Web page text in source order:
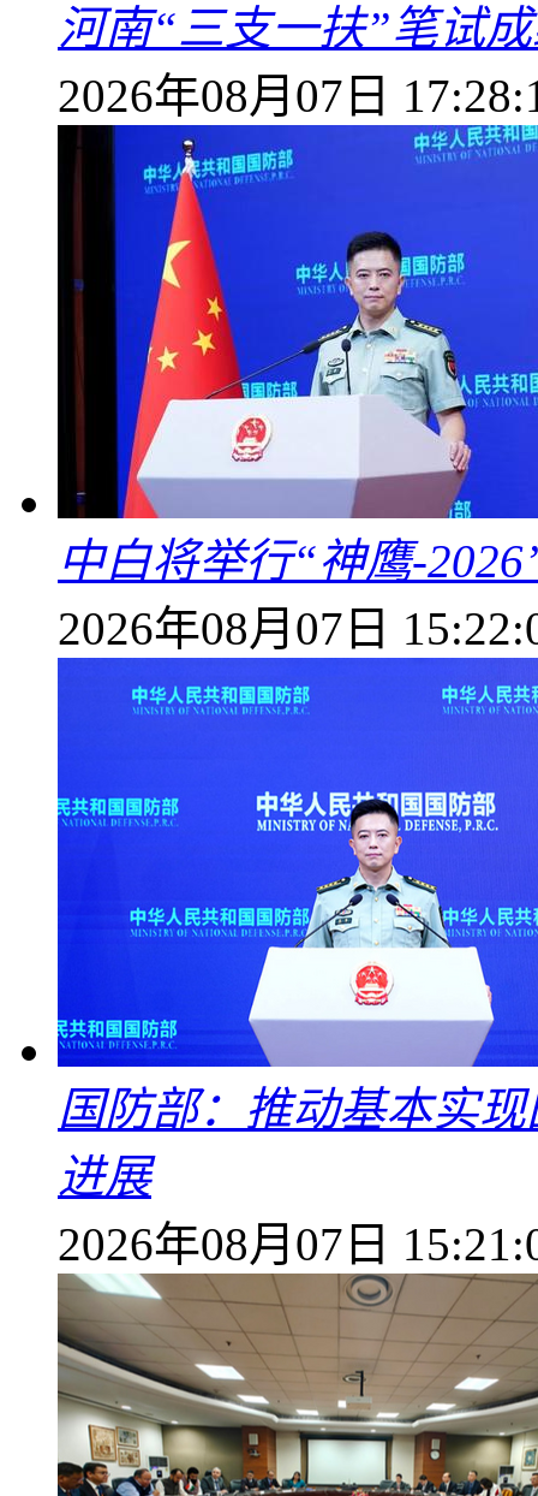
河南“三支一扶”笔试
2026年08月07日
中白将举行“神鹰-
2026年08月07日
国防部：推动基本实
进展
2026年08月07日